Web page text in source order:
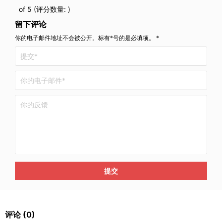
of 5 (评分数量: )
留下评论
你的电子邮件地址不会被公开。标有*号的是必填项。 *
提交
评论 (0)